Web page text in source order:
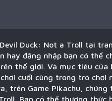
Duck: Not a Troll tại
hay đăng nhập bạn có thể
thế giới. Và mục tiêu
cuối cùng trong trò
trên Game Pikachu,
Bạn có thể thương